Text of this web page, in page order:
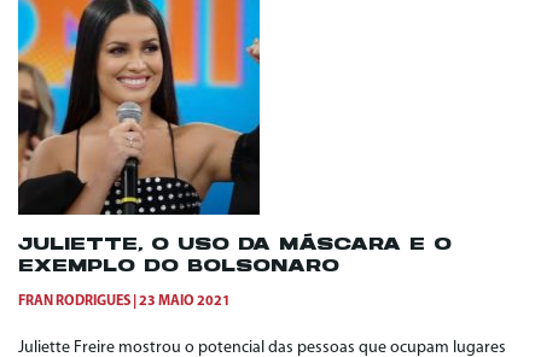
JULIETTE, O USO DA MÁSCARA E O
EXEMPLO DO BOLSONARO
FRAN RODRIGUES 23 MAIO 2021
Juliette Freire mostrou o potencial das pessoas que ocupam lugares